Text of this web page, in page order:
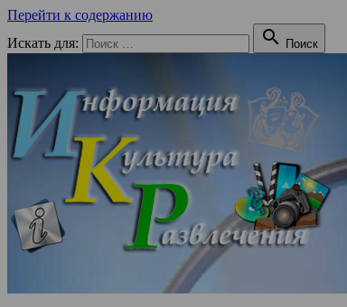
Перейти к содержанию
Искать для:
 Поиск